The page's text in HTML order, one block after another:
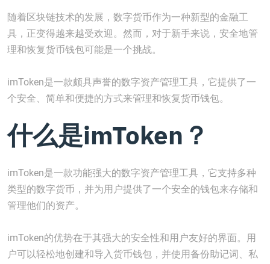
随着区块链技术的发展，数字货币作为一种新型的金融工
具，正变得越来越受欢迎。然而，对于新手来说，安全地管
理和恢复货币钱包可能是一个挑战。
imToken是一款颇具声誉的数字资产管理工具，它提供了一
个安全、简单和便捷的方式来管理和恢复货币钱包。
什么是imToken？
imToken是一款功能强大的数字资产管理工具，它支持多种
类型的数字货币，并为用户提供了一个安全的钱包来存储和
管理他们的资产。
imToken的优势在于其强大的安全性和用户友好的界面。用
户可以轻松地创建和导入货币钱包，并使用备份助记词、私